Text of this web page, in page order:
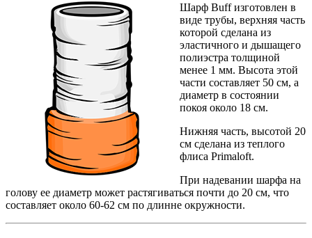
Шарф Buff изготовлен в
виде трубы, верхняя часть
которой сделана из
эластичного и дышащего
полиэстра толщиной
менее 1 мм. Высота этой
части составляет 50 см, а
диаметр в состоянии
покоя около 18 см.
Нижняя часть, высотой 20
см сделана из теплого
флиса Primaloft.
При надевании шарфа на
голову ее диаметр может растягиваться почти до 20 см, что
составляет около 60-62 см по длинне окружности.